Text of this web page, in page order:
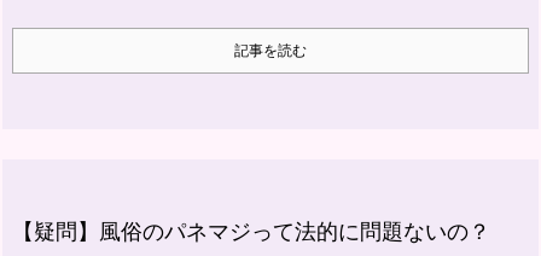
記事を読む
【疑問】風俗のパネマジって法的に問題ないの？